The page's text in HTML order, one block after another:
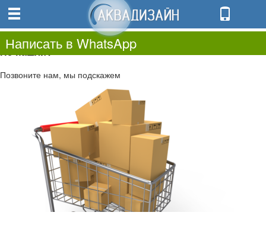
0.00
0
Не нашли?
Позвоните нам, мы подскажем
Написать в WhatsApp